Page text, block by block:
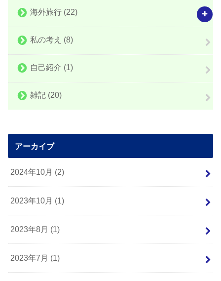
海外旅行 (22)
私の考え (8)
自己紹介 (1)
雑記 (20)
アーカイブ
2024年10月 (2)
2023年10月 (1)
2023年8月 (1)
2023年7月 (1)